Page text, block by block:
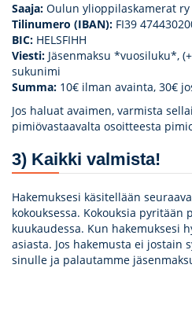
Saaja: Oulun ylioppilaskamerat ry
Tilinumero (IBAN): FI39
BIC: HELSFIHH
Viesti: Jäsenmaksu *vuosiluku*,
sukunimi
Summa: 10€ ilman avainta, 30€
Jos haluat avaimen, varmista
pimiövastaavalta osoitteesta
3) Kaikki valmista!
Hakemuksesi käsitellään
kokouksessa. Kokouksia pyritään
kuukaudessa. Kun hakemuksesi
asiasta. Jos hakemusta ei jostain
sinulle ja palautamme